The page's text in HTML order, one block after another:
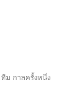
ม กาลครั้งหนึ่ง